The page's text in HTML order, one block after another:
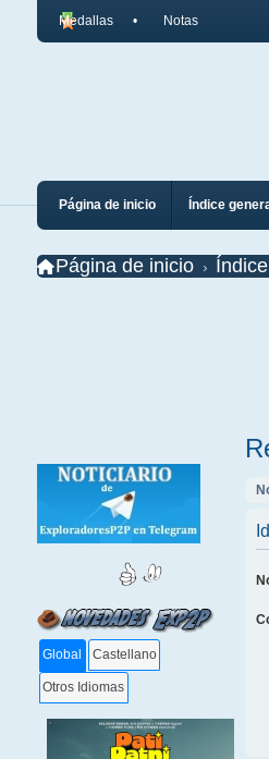
Medallas Notas
Página de inicio Índice
Página de inicio
Global Castellano
Otros Idiomas